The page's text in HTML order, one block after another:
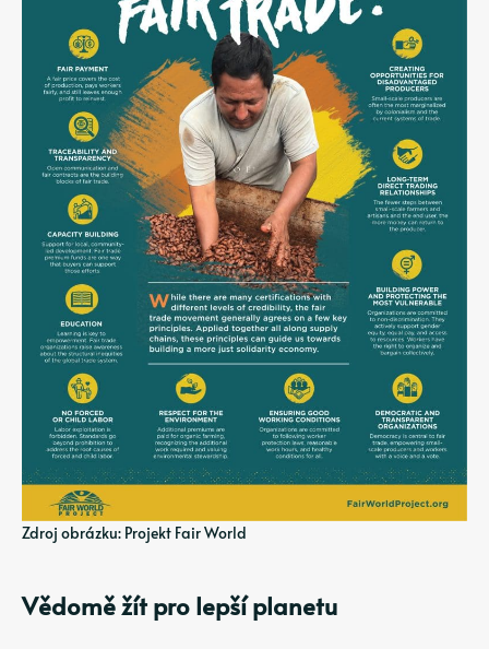
Zdroj obrázku: Projekt Fair World
Vědomě žít pro lepší planetu